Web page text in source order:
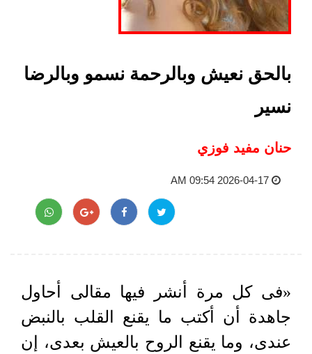
بالحق نعيش وبالرحمة نسمو وبالرضا
نسير
حنان مفيد فوزي
2026-04-17 09:54 AM
«فى كل مرة أنشر فيها مقالى أحاول
جاهدة أن أكتب ما يقنع القلب بالنبض
عندى، وما يقنع الروح بالعيش بعدى، إن